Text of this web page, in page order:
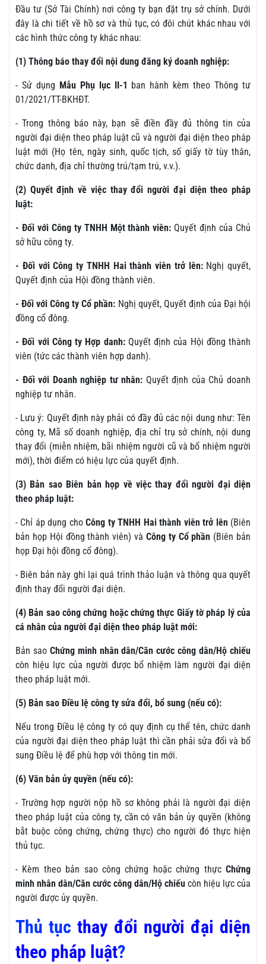
Đầu tư (Sở Tài Chính) nơi công ty bạn đặt trụ sở chính. Dưới
đây là chi tiết về hồ sơ và thủ tục, có đôi chút khác nhau với
các hình thức công ty khác nhau:
(1) Thông báo thay đổi nội dung đăng ký doanh nghiệp:
- Sử dụng Mẫu Phụ lục II-1 ban hành kèm theo Thông tư
01/2021/TT-BKHĐT.
- Trong thông báo này, bạn sẽ điền đầy đủ thông tin của
người đại diện theo pháp luật cũ và người đại diện theo pháp
luật mới (Họ tên, ngày sinh, quốc tịch, số giấy tờ tùy thân,
chức danh, địa chỉ thường trú/tạm trú, v.v.).
(2) Quyết định về việc thay đổi người đại diện theo pháp
luật:
- Đối với Công ty TNHH Một thành viên: Quyết định của Chủ
sở hữu công ty.
- Đối với Công ty TNHH Hai thành viên trở lên:Nghị quyết,
Quyết định của Hội đồng thành viên.
- Đối với Công ty Cổ phần: Nghị quyết, Quyết định của Đại hội
đồng cổ đông.
- Đối với Công ty Hợp danh:Quyết định của Hội đồng thành
viên (tức các thành viên hợp danh).
- Đối với Doanh nghiệp tư nhân: Quyết định của Chủ doanh
nghiệp tư nhân.
- Lưu ý: Quyết định này phải có đầy đủ các nội dung như: Tên
công ty, Mã số doanh nghiệp, địa chỉ trụ sở chính, nội dung
thay đổi (miễn nhiệm, bãi nhiệm người cũ và bổ nhiệm người
mới), thời điểm có hiệu lực của quyết định.
(3) Bản sao Biên bản họp về việc thay đổi người đại diện
theo pháp luật:
- Chỉ áp dụng choCông ty TNHH Hai thành viên trở lên (Biên
bản họp Hội đồng thành viên) và Công ty Cổ phần (Biên bản
họp Đại hội đồng cổ đông).
- Biên bản này ghi lại quá trình thảo luận và thông qua quyết
định thay đổi người đại diện.
(4) Bản sao công chứng hoặc chứng thực Giấy tờ pháp lý của
cá nhân của người đại diện theo pháp luật mới:
Bản sao Chứng minh nhân dân/Căn cước công dân/Hộ chiếu
còn hiệu lực của người được bổ nhiệm làm người đại diện
theo pháp luật mới.
(5) Bản sao Điều lệ công ty sửa đổi, bổ sung (nếu có):
Nếu trong Điều lệ công ty có quy định cụ thể tên, chức danh
của người đại diện theo pháp luật thì cần phải sửa đổi và bổ
sung Điều lệ để phù hợp với thông tin mới.
(6) Văn bản ủy quyền (nếu có):
- Trường hợp người nộp hồ sơ không phải là người đại diện
theo pháp luật của công ty, cần có văn bản ủy quyền (không
bắt buộc công chứng, chứng thực) cho người đó thực hiện
thủ tục.
- Kèm theo bản sao công chứng hoặc chứng thực Chứng
minh nhân dân/Căn cước công dân/Hộ chiếu còn hiệu lực của
người được ủy quyền.
Thủ tục thay đổi người đại diện
theo pháp luật?